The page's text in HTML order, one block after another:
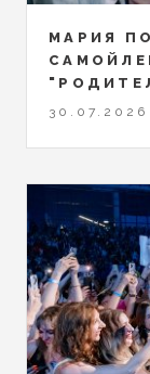
МАРИЯ
30.07.2026